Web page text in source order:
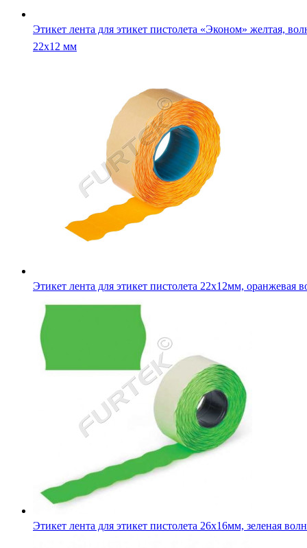
Этикет лента для этикет пистолета «Эконом» желтая,
22х12 мм
Этикет лента для этикет пистолета 22х12мм, оранжевая
Этикет лента для этикет пистолета 26х16мм, зеленая